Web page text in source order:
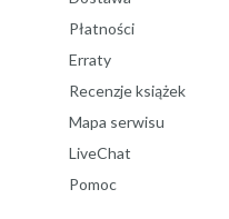
Płatności
Erraty
Recenzje książek
Mapa serwisu
LiveChat
Pomoc